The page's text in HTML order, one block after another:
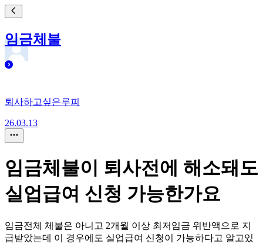
임금체불
퇴사하고싶은루피
26.03.13
임금체불이 퇴사전에 해소돼도
실업급여 신청 가능한가요
임금전체 체불은 아니고 2개월 이상 최저임금 위반액으로 지
급받았는데 이 경우에도 실업급여 신청이 가능하다고 알고있